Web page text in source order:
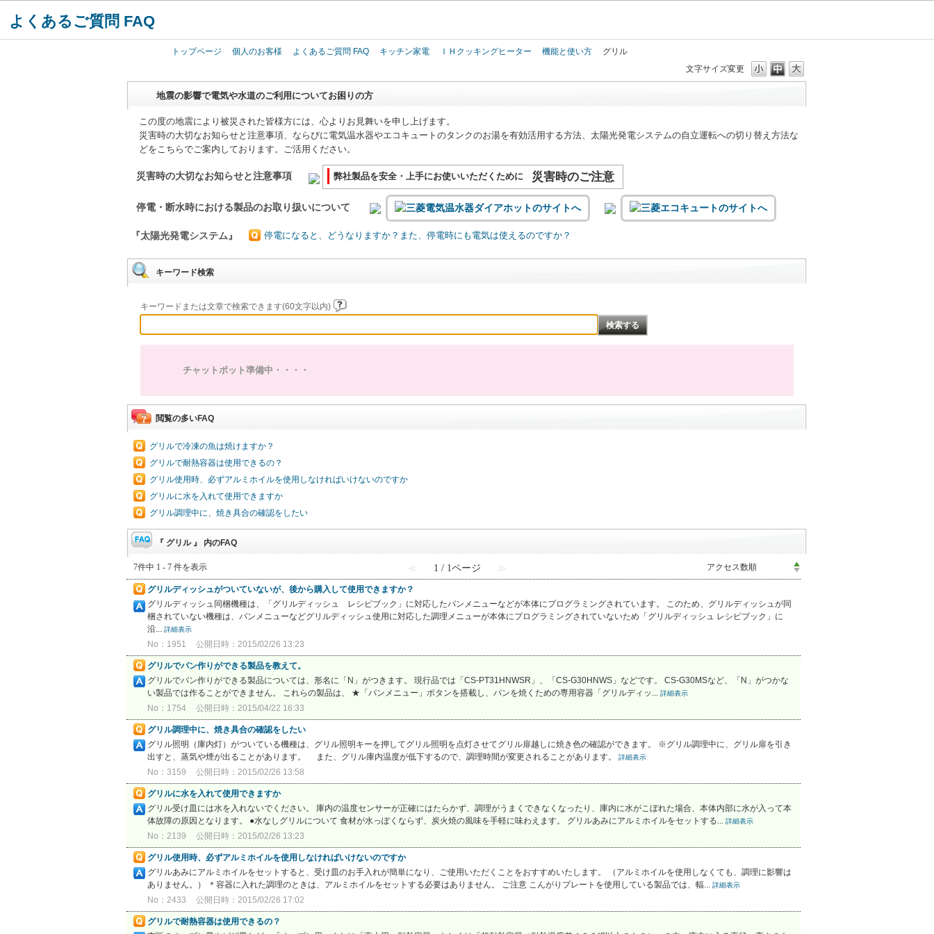
よくあるご質問 FAQ
トップページ 個人のお客様 よくあるご質問 FAQ キッチン家電 ＩＨクッキングヒーター 機能と使い方
グリル
文字サイズ変更
地震の影響で電気や水道のご利用についてお困りの方
この度の地震により被災された皆様方には、心よりお見舞いを申し上げます。
災害時の大切なお知らせと注意事項、ならびに電気温水器やエコキュートのタンクのお湯を有効活用する方法、太陽光発電システムの自立運転への切り替え方法な
どをこちらでご案内しております。ご活用ください。
災害時の大切なお知らせと注意事項 弊社製品を安全・上手にお使いいただくために 災害時のご注意
停電・断水時における製品のお取り扱いについて
『太陽光発電システム』 停電になると、どうなりますか？また、停電時にも電気は使えるのですか？
キーワード検索
キーワードまたは文章で検索できます(60文字以内)
チャットボット準備中・・・・
閲覧の多いFAQ
グリルで冷凍の魚は焼けますか？
グリルで耐熱容器は使用できるの？
グリル使用時、必ずアルミホイルを使用しなければいけないのですか
グリルに水を入れて使用できますか
グリル調理中に、焼き具合の確認をしたい
『 グリル 』 内のFAQ
7件中 1 - 7 件を表示 ≪ 1 / 1ページ ≫
グリルディッシュがついていないが、後から購入して使用できますか？
グリルディッシュ同梱機種は、「グリルディッシュ レシピブック」に対応したパンメニューなどが本体にプログラミングされています。 このため、グリルディッシュが同
梱されていない機種は、パンメニューなどグリルディッシュ使用に対応した調理メニューが本体にプログラミングされていないため「グリルディッシュ レシピブック」に
沿... 詳細表示
No：1951 公開日時：2015/02/26 13:23
グリルでパン作りができる製品を教えて。
グリルでパン作りができる製品については、形名に「N」がつきます。 現行品では「CS-PT31HNWSR」、「CS-G30HNWS」などです。 CS-G30MSなど、「N」がつかな
い製品では作ることができません。 これらの製品は、 ★「パンメニュー」ボタンを搭載し、パンを焼くための専用容器「グリルディッ... 詳細表示
No：1754 公開日時：2015/04/22 16:33
グリル調理中に、焼き具合の確認をしたい
グリル照明（庫内灯）がついている機種は、グリル照明キーを押してグリル照明を点灯させてグリル扉越しに焼き色の確認ができます。 ※グリル調理中に、グリル扉を引き
出すと、蒸気や煙が出ることがあります。 また、グリル庫内温度が低下するので、調理時間が変更されることがあります。
詳細表示
No：3159 公開日時：2015/02/26 13:58
グリルに水を入れて使用できますか
グリル受け皿には水を入れないでください。 庫内の温度センサーが正確にはたらかず、調理がうまくできなくなったり、庫内に水がこぼれた場合、本体内部に水が入って本
体故障の原因となります。 ●水なしグリルについて 食材が水っぽくならず、炭火焼の風味を手軽に味わえます。 グリルあみにアルミホイルをセットする... 詳細表示
No：2139 公開日時：2015/02/26 13:23
グリル使用時、必ずアルミホイルを使用しなければいけないのですか
グリルあみにアルミホイルをセットすると、受け皿のお手入れが簡単になり、ご使用いただくことをおすすめいたします。 （アルミホイルを使用しなくても、調理に影響は
ありません。） ＊容器に入れた調理のときは、アルミホイルをセットする必要はありません。 ご注意 こんがりプレートを使用している製品では、輻... 詳細表示
No：2433 公開日時：2015/02/26 17:02
グリルで耐熱容器は使用できるの？